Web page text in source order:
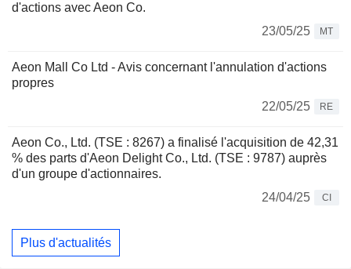
d'actions avec Aeon Co.
23/05/25
MT
Aeon Mall Co Ltd - Avis concernant l'annulation d'actions
propres
22/05/25
RE
Aeon Co., Ltd. (TSE : 8267) a finalisé l'acquisition de 42,31
% des parts d'Aeon Delight Co., Ltd. (TSE : 9787) auprès
d'un groupe d'actionnaires.
24/04/25
CI
Plus d'actualités